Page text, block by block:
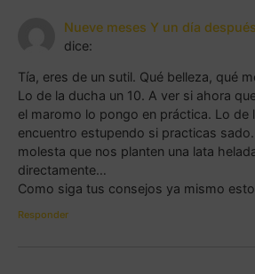
Nueve meses Y un día después
dice:
Tía, eres de un sutil. Qué belleza, qué
Lo de la ducha un 10. A ver si ahora
el maromo lo pongo en práctica. Lo de
encuentro estupendo si practicas
molesta que nos planten una lata
directamente…
Como siga tus consejos ya mismo
Responder